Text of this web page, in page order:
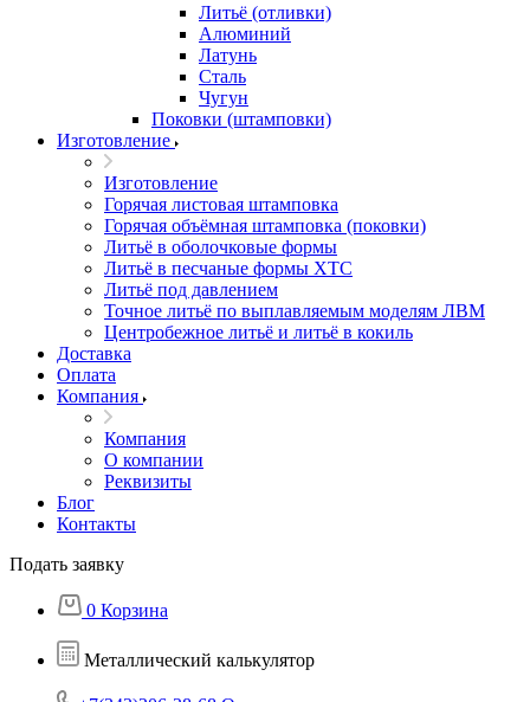
Литьё (отливки)
Алюминий
Латунь
Сталь
Чугун
Поковки (штамповки)
Изготовление
Изготовление
Горячая листовая штамповка
Горячая объёмная штамповка (поковки)
Литьё в оболочковые формы
Литьё в песчаные формы ХТС
Литьё под давлением
Точное литьё по выплавляемым моделям ЛВМ
Центробежное литьё и литьё в кокиль
Доставка
Оплата
Компания
Компания
О компании
Реквизиты
Блог
Контакты
Подать заявку
0 Корзина
Металлический калькулятор